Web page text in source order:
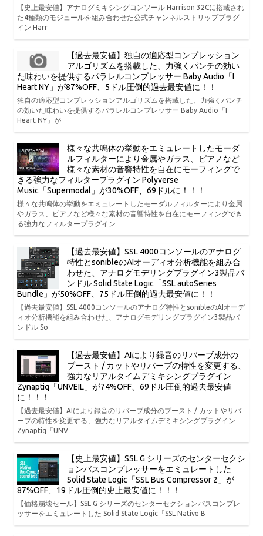
【史上最安値】アナログミキシングコンソール Harrison 32Cに搭載され
た4種類のモジュールを組み合わせた公式チャンネルストリッププラグ
イン Harr
【過去最安値】独自の適応型コンプレッション
アルゴリズムを搭載した、力強くパンチの効い
た味わいを提供するパラレルコンプレッサー Baby Audio「I
Heart NY」が87%OFF、5ドル圧倒的過去最安値に！！
独自の適応型コンプレッションアルゴリズムを搭載した、力強くパンチ
の効いた味わいを提供するパラレルコンプレッサー Baby Audio「I
Heart NY」が
様々な共鳴体の挙動をエミュレートしたモーダ
ルフィルターにより金属やガラス、ピアノなど
様々な素材の音響特性を自在にモーフィングで
きる強力なフィルタープラグイン Polyverse
Music「Supermodal」が30%OFF、69ドルに！！！
様々な共鳴体の挙動をエミュレートしたモーダルフィルターにより金属
やガラス、ピアノなど様々な素材の音響特性を自在にモーフィングでき
る強力なフィルタープラグイン
【過去最安値】SSL 4000コンソールのアナログ
特性とsonibleのAIオーディオ分析機能を組み合
わせた、アナログモデリングプラグイン3製品バ
ンドル Solid State Logic「SSL autoSeries
Bundle」が50%OFF、75ドル圧倒的過去最安値に！！
【過去最安値】SSL 4000コンソールのアナログ特性とsonibleのAIオーデ
ィオ分析機能を組み合わせた、アナログモデリングプラグイン3製品バ
ンドル So
【過去最安値】AIにより録音のリバーブ成分の
ブースト / カットやリバーブの特性を変更する、
強力なリアルタイムデミキシングプラグイン
Zynaptiq「UNVEIL」が74%OFF、69ドル圧倒的過去最安値
に！！！
【過去最安値】AIにより録音のリバーブ成分のブースト / カットやリバ
ーブの特性を変更する、強力なリアルタイムデミキシングプラグイン
Zynaptiq「UNV
【史上最安値】SSL G シリーズのセンターセクシ
ョンバスコンプレッサーをエミュレートした
Solid State Logic「SSL Bus Compressor 2」が
87%OFF、19ドル圧倒的史上最安値に！！！
【価格崩壊セール】SSL G シリーズのセンターセクションバスコンプレ
ッサーをエミュレートした Solid State Logic「SSL Native B